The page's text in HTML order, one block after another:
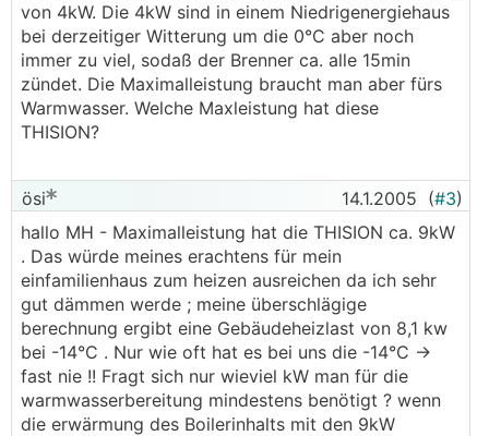
von 4kW. Die 4kW sind in einem Niedrigenergiehaus
bei derzeitiger Witterung um die 0°C aber noch
immer zu viel, sodaß der Brenner ca. alle 15min
zündet. Die Maximalleistung braucht man aber fürs
Warmwasser. Welche Maxleistung hat diese
THISION?
ösi 14.1.2005 (#3)
hallo MH - Maximalleistung hat die THISION ca. 9kW
. Das würde meines erachtens für mein
einfamilienhaus zum heizen ausreichen da ich sehr
gut dämmen werde ; meine überschlägige
berechnung ergibt eine Gebäudeheizlast von 8,1 kw
bei -14°C . Nur wie oft hat es bei uns die -14°C ->
fast nie !! Fragt sich nur wieviel kW man für die
warmwasserbereitung mindestens benötigt ? wenn
die erwärmung des Boilerinhalts mit den 9kW